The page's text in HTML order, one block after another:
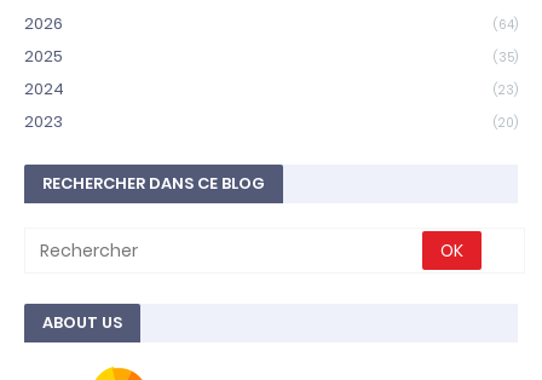
2026 (64)
2025 (35)
2024 (23)
2023 (20)
RECHERCHER DANS CE BLOG
ABOUT US